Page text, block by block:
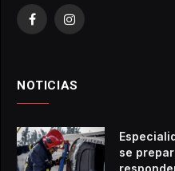
FacebookInstagram
NOTICIAS
se